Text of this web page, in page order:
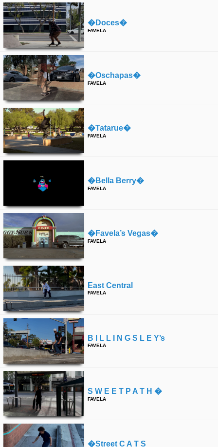
�doces�
FAVELA
�oschapas�
FAVELA
�tatarue�
FAVELA
�bella Berry�
FAVELA
�favela’s Vegas�
FAVELA
East Central
FAVELA
B I L L I N G S L E Y’s
FAVELA
S W E E T P A T H �
FAVELA
�street C A T S